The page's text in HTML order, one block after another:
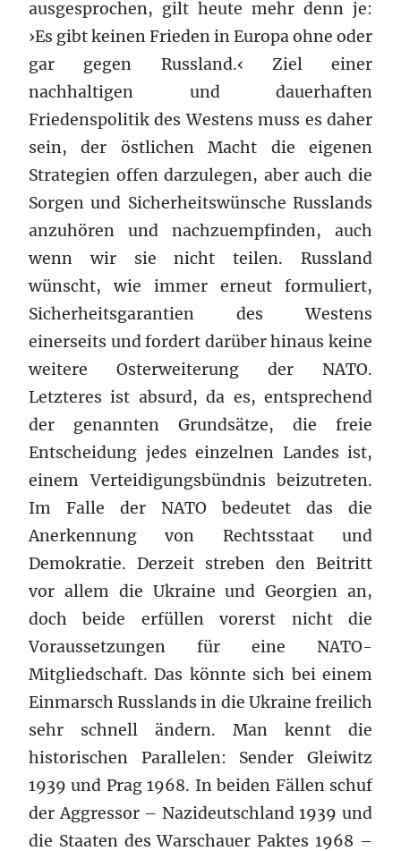
ausgesprochen, gilt heute mehr denn je:
›Es gibt keinen Frieden in Europa ohne oder
gar gegen Russland.‹ Ziel einer
nachhaltigen und dauerhaften
Friedenspolitik des Westens muss es daher
sein, der östlichen Macht die eigenen
Strategien offen darzulegen, aber auch die
Sorgen und Sicherheitswünsche Russlands
anzuhören und nachzuempfinden, auch
wenn wir sie nicht teilen. Russland
wünscht, wie immer erneut formuliert,
Sicherheitsgarantien des Westens
einerseits und fordert darüber hinaus keine
weitere Osterweiterung der NATO.
Letzteres ist absurd, da es, entsprechend
der genannten Grundsätze, die freie
Entscheidung jedes einzelnen Landes ist,
einem Verteidigungsbündnis beizutreten.
Im Falle der NATO bedeutet das die
Anerkennung von Rechtsstaat und
Demokratie. Derzeit streben den Beitritt
vor allem die Ukraine und Georgien an,
doch beide erfüllen vorerst nicht die
Voraussetzungen für eine NATO-
Mitgliedschaft. Das könnte sich bei einem
Einmarsch Russlands in die Ukraine freilich
sehr schnell ändern. Man kennt die
historischen Parallelen: Sender Gleiwitz
1939 und Prag 1968. In beiden Fällen schuf
der Aggressor – Nazideutschland 1939 und
die Staaten des Warschauer Paktes 1968 –